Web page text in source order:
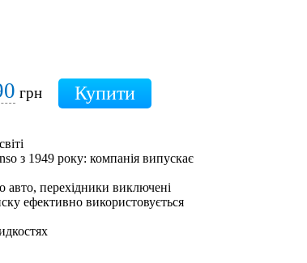
грн
з 1949 року: компанія випускає
авто, перехідники виключені
ефективно використовується